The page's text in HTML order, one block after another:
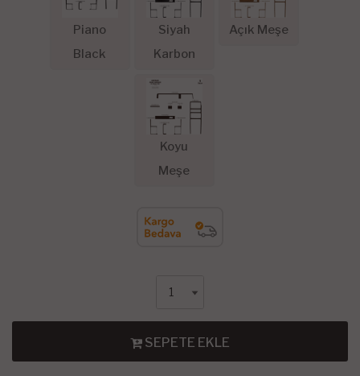
Piano
Black
Siyah
Karbon
Açık Meşe
Koyu
Meşe
SEPETE EKLE